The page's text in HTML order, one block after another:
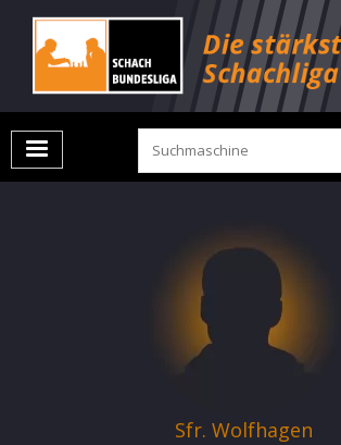
Sfr. Wolfhagen